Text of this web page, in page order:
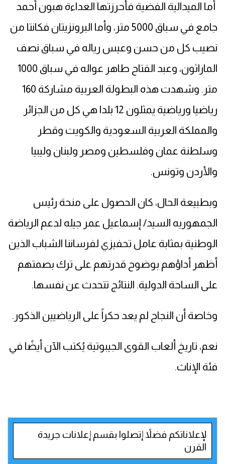
أما الميدالية الفضية فأحرزتها العداءة هبون أحمد
جامع في سباق 5000 متر، وأما البرونزيتان فكانتا من
نصيب كل من حسن وعيس رياله في سباق نصف
الماراثون، وعبد الفتاح طاهر عواله في سباق 1000
متر. وشهدت هذه البطولة العربية مشاركة 160
رياضيا ورياضية يمثلون 12 بلدا هي كل من الجزائر
والمملكة العربية السعودية والكويت وقطر
وسلطنة عمان وفلسطين ومصر ولبنان وليبيا
والأردن وتونس.
وبطبيعة الحال، كان الحصول على منحة رئيس
الجمهوريه السيد/ إسماعيل عمر جيله لدعم الرياضة
الوطنية بمثابة عامل تحفيزي لفرساننا الشباب الذين
أظهر أداؤهم بوضوح قدرتهم على ترك بصمتهم
على الساحة الدولية. النتائج تتحدث عن نفسها.
وخاصة أن النجاح لم يعد حكراً على الرياضيين الذكور.
نعم، تاريخ ألعاب القوى الجيبوتية يُكتب الآن أيضًا في
فئة الإناث.
لإعلاناتكم فضلاً إتصلوا بقسم إعلانات جريدة
القرن